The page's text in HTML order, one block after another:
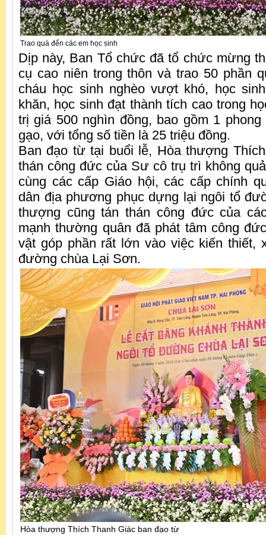
Trao quà đến các em học sinh
Dịp này, Ban Tổ chức đã tổ chức mừng
cụ cao niên trong thôn và trao 50 phần
cháu học sinh nghèo vượt khó, học
khăn, học sinh đạt thành tích cao trong
trị giá 500 nghìn đồng, bao gồm 1
gạo, với tổng số tiền là 25 triệu đồng.
Ban đạo từ tại buổi lễ, Hòa thượng
thán công đức của Sư cô trụ trì không
cùng các cấp Giáo hội, các cấp chính
dân địa phương phục dựng lại ngôi tổ
thượng cũng tán thán công đức của
mạnh thường quân đã phát tâm công
vật góp phần rất lớn vào việc kiến thiết,
đường chùa Lại Sơn.
Hòa thượng Thích Thanh Giác ban đạo từ